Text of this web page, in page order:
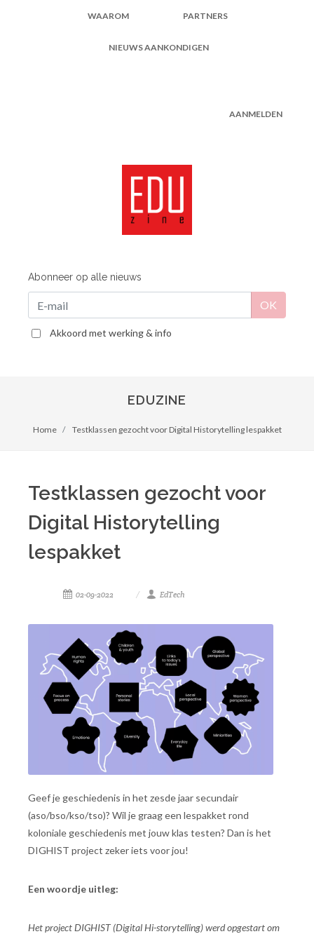
WAAROM PARTNERS
NIEUWS AANKONDIGEN
AANMELDEN
Abonneer op alle nieuws
Akkoord met werking & info
EDUZINE
Home Testklassen gezocht voor Digital Historytelling lespakket
Testklassen gezocht voor
Digital Historytelling
lespakket
02-09-2022 EdTech
Geef je geschiedenis in het zesde jaar secundair
(aso/bso/kso/tso)? Wil je graag een lespakket rond
koloniale geschiedenis met jouw klas testen? Dan is het
DIGHIST project zeker iets voor jou!
Een woordje uitleg:
Het project DIGHIST (Digital Hi-storytelling) werd opgestart om